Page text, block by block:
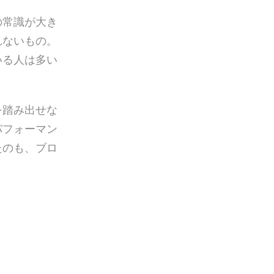
識が大き
いもの。
人は多い
み出せな
ォーマン
も、ブロ